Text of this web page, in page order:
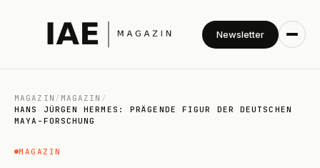
Newsletter
MAGAZIN / MAGAZIN /
HANS JÜRGEN HERMES: PRÄGENDE FIGUR DER DEUTSCHEN
MAYA-FORSCHUNG
MAGAZIN